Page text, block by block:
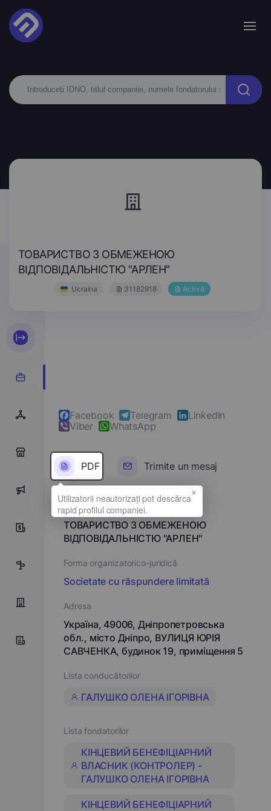
ТОВАРИСТВО З ОБМЕЖЕНОЮ
ВІДПОВІДАЛЬНІСТЮ "АРЛЕН"
Ucraina 31182918 Activă
0
6
Facebook Telegram
LinkedIn
Viber
WhatsApp
PDF Trimite un mesaj
Denumirea completă
ТОВАРИСТВО З ОБМЕЖЕНОЮ
ВІДПОВІДАЛЬНІСТЮ "АРЛЕН"
Forma organizatorico-juridică
Societate cu răspundere limitată
Adresa
Україна, 49006, Дніпропетровська
обл., місто Дніпро, ВУЛИЦЯ ЮРІЯ
САВЧЕНКА, будинок 19, приміщення 5
Lista conducătorilor
ГАЛУШКО ОЛЕНА ІГОРІВНА
Lista fondatorilor
КІНЦЕВИЙ БЕНЕФІЦІАРНИЙ
ВЛАСНИК (КОНТРОЛЕР) -
ГАЛУШКО ОЛЕНА ІГОРІВНА
КІНЦЕВИЙ БЕНЕФІЦІАРНИЙ
×